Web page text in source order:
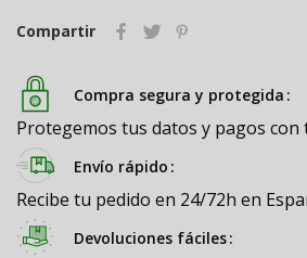
Compartir
Compra segura y protegida
Protegemos tus datos y pagos con
Envío rápido
Recibe tu pedido en 24/72h en
Devoluciones fáciles